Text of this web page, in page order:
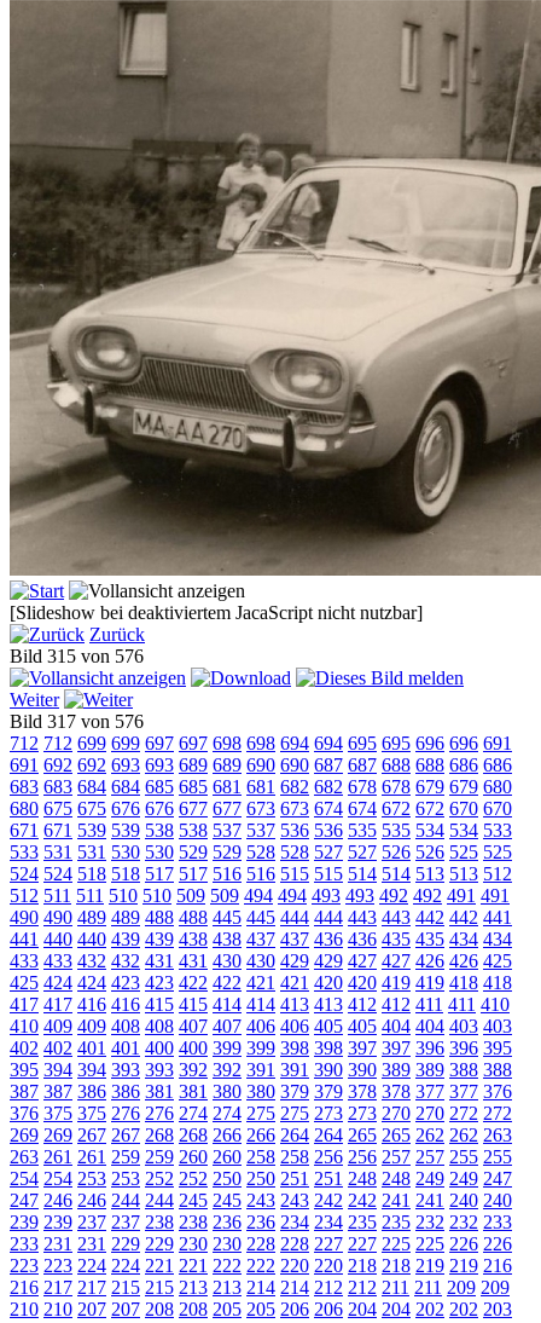
[Slideshow bei deaktiviertem JacaScript nicht nutzbar]
Zurück
Bild 315 von 576
Weiter
Bild 317 von 576
712 712 699 699 697 697 698 698 694 694 695 695 696 696 691
691 692 692 693 693 689 689 690 690 687 687 688 688 686 686
683 683 684 684 685 685 681 681 682 682 678 678 679 679 680
680 675 675 676 676 677 677 673 673 674 674 672 672 670 670
671 671 539 539 538 538 537 537 536 536 535 535 534 534 533
533 531 531 530 530 529 529 528 528 527 527 526 526 525 525
524 524 518 518 517 517 516 516 515 515 514 514 513 513 512
512 511 511 510 510 509 509 494 494 493 493 492 492 491 491
490 490 489 489 488 488 445 445 444 444 443 443 442 442 441
441 440 440 439 439 438 438 437 437 436 436 435 435 434 434
433 433 432 432 431 431 430 430 429 429 427 427 426 426 425
425 424 424 423 423 422 422 421 421 420 420 419 419 418 418
417 417 416 416 415 415 414 414 413 413 412 412 411 411 410
410 409 409 408 408 407 407 406 406 405 405 404 404 403 403
402 402 401 401 400 400 399 399 398 398 397 397 396 396 395
395 394 394 393 393 392 392 391 391 390 390 389 389 388 388
387 387 386 386 381 381 380 380 379 379 378 378 377 377 376
376 375 375 276 276 274 274 275 275 273 273 270 270 272 272
269 269 267 267 268 268 266 266 264 264 265 265 262 262 263
263 261 261 259 259 260 260 258 258 256 256 257 257 255 255
254 254 253 253 252 252 250 250 251 251 248 248 249 249 247
247 246 246 244 244 245 245 243 243 242 242 241 241 240 240
239 239 237 237 238 238 236 236 234 234 235 235 232 232 233
233 231 231 229 229 230 230 228 228 227 227 225 225 226 226
223 223 224 224 221 221 222 222 220 220 218 218 219 219 216
216 217 217 215 215 213 213 214 214 212 212 211 211 209 209
210 210 207 207 208 208 205 205 206 206 204 204 202 202 203